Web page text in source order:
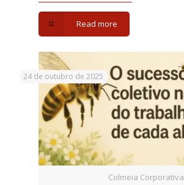
Read more
Colmeia Corporativa
24 de outubro de 2025